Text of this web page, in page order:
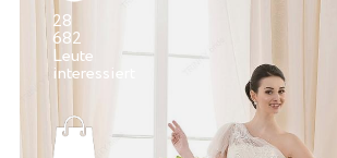
28
682
Leute